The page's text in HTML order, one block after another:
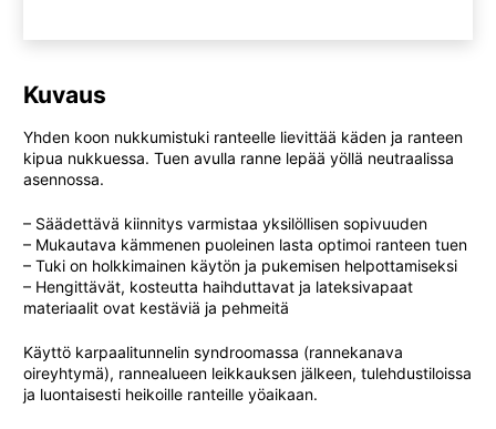
Kuvaus
Yhden koon nukkumistuki ranteelle lievittää käden ja ranteen
kipua nukkuessa. Tuen avulla ranne lepää yöllä neutraalissa
asennossa.
– Säädettävä kiinnitys varmistaa yksilöllisen sopivuuden
– Mukautava kämmenen puoleinen lasta optimoi ranteen tuen
– Tuki on holkkimainen käytön ja pukemisen helpottamiseksi
– Hengittävät, kosteutta haihduttavat ja lateksivapaat
materiaalit ovat kestäviä ja pehmeitä
Käyttö karpaalitunnelin syndroomassa (rannekanava
oireyhtymä), rannealueen leikkauksen jälkeen, tulehdustiloissa
ja luontaisesti heikoille ranteille yöaikaan.